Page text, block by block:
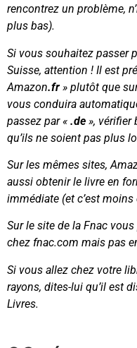
rencontrez un problème,
plus bas).
Si vous souhaitez passer
Suisse, attention ! Il est
Amazon.fr » plutôt que
vous conduira
passez par « .de », vérifier
qu’ils ne soient pas plus
Sur les mêmes sites,
aussi obtenir le livre en
immédiate (et c’est moins
Sur le site de la Fnac
chez fnac.com mais pas
Si vous allez chez votre
rayons, dites-lui qu’il est
Livres.